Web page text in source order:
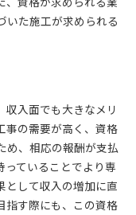
いた施工が求められる
収入面でも大きなメリ
事の需要が高く、資格
め、相応の報酬が支払
ていることでより専
として収入の増加に直
指す際にも、この資格